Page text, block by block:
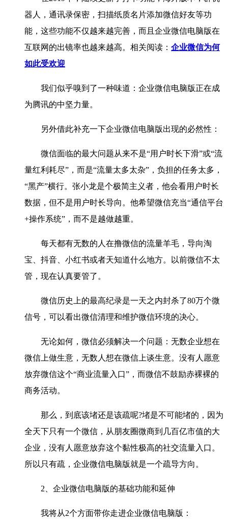
器人，通讯录保密，扫描纸质名片添加微信好友等功
能，这些功能不仅越来越完善，而且企业微信电脑版在
互联网的出镜率也越来越高。相关阅读： 企业微信为何
如此受欢迎
我们似乎嗅到了一种味道：企业微信电脑版正在成
为腾讯的中坚力量。
另外借此补充一下企业微信电脑版出现的必然性：
微信面临的最大问题从来不是“用户时长下滑”或“流
量红利耗尽”，而是“流量太多太杂”，负担的任务太多，
“黑产”横行。张小龙是个极简主义者，他会看用户时长
数据，但不是用户时长导向。他希望微信充当“通信平台
+操作系统”，而不是越做越重。
每天都有无数的人在撸微信的流量羊毛，导向淘
宝、抖音、小红书或者天知道什么地方。以前微信不太
管，现在认真要管了。
微信历史上的最高纪录是一天之内封杀了80万个微
信号，可以看出微信清理和维护微信环境的决心。
无论如何，微信必须解决一个问题：无数企业想在
微信上做生意，无数人想在微信上谈生意。没有人愿意
放弃微信这个“商业流量入口”，而微信不鼓励赤裸裸的
商务活动。
那么，到底该堵还是该疏呢?堵是不可能堵的，因为
全天下只有一个微信，从朋友圈微商到几百亿市值的大
企业，没有人愿意放弃这个黏性极高的社交流量入口。
所以只有疏，企业微信电脑版就是一个疏导方向。
2、企业微信电脑版的基础功能和延伸
我将从2个方面带你走进企业微信电脑版：